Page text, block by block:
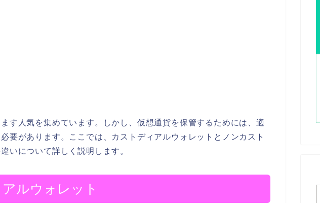
す人気を集めています。しかし、仮想通貨を保管するためには、適
要があります。ここでは、カストディアルウォレットとノンカスト
いについて詳しく説明します。
ルウォレット